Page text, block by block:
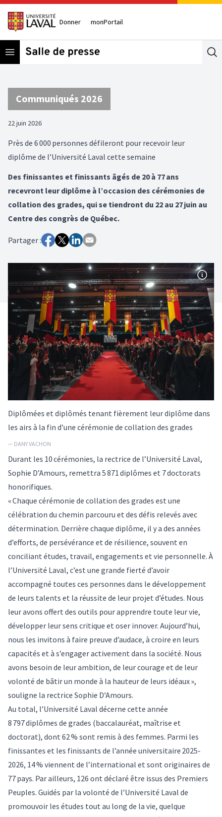
Donner monPortail
Open menu
Communiqués 2026
22 juin 2026
Près de 6 000 personnes défileront pour recevoir leur
diplôme de l’Université Laval cette semaine
Des finissantes et finissants âgés de 20 à 77 ans
recevront leur diplôme à l’occasion des cérémonies de
collation des grades, qui se tiendront du 22 au 27 juin au
Centre des congrès de Québec.
Partager :
Diplômées et diplômés tenant fièrement leur diplôme dans
les airs à la fin d’une cérémonie de collation des grades
— DANY VACHON
Durant les 10 cérémonies, la rectrice de l’Université Laval,
Sophie D’Amours, remettra 5 871 diplômes et 7 doctorats
honorifiques.
« Chaque cérémonie de collation des grades est une
célébration du chemin parcouru et des défis relevés avec
détermination. Derrière chaque diplôme, il y a des années
d’efforts, de persévérance et de résilience, souvent en
conciliant études, travail, engagements et vie personnelle. À
l’Université Laval, c’est une grande fierté d’avoir
accompagné toutes ces personnes dans le développement
de leurs talents et la réussite de leur projet d’études. Nous
leur avons offert des outils pour apprendre toute leur vie,
développer leur sens critique et oser innover. Aujourd’hui,
nous les invitons à faire preuve d’audace, à croire en leurs
capacités et à s’engager activement dans la société. Nous
avons besoin de leur ambition, de leur courage et de leur
volonté de bâtir un monde à la hauteur de leurs idéaux »,
souligne la rectrice Sophie D’Amours.
Au total, l’Université Laval décerne cette année
8 797 diplômes de grades (baccalauréat, maîtrise et
doctorat), dont 62 % sont remis à des femmes. Parmi les
finissantes et les finissants de l’année universitaire 2025-
2026, 14 % viennent de l’international et sont originaires de
77 pays. Par ailleurs, 126 ont déclaré être issus des Premiers
Peuples. Guidés par la volonté de l’Université Laval de
promouvoir les études tout au long de la vie, quelque